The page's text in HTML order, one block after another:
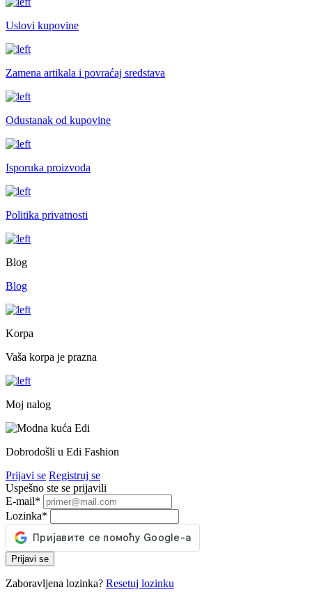
Uslovi kupovine
Zamena artikala i povraćaj sredstava
Odustanak od kupovine
Isporuka proizvoda
Politika privatnosti
Blog
Blog
Korpa
Vaša korpa je prazna
Moj nalog
Dobrodošli u Edi Fashion
Prijavi se Registruj se
Uspešno ste se prijavili
E-mail*
Lozinka*
Prijavi se
Zaboravljena lozinka? Resetuj lozinku